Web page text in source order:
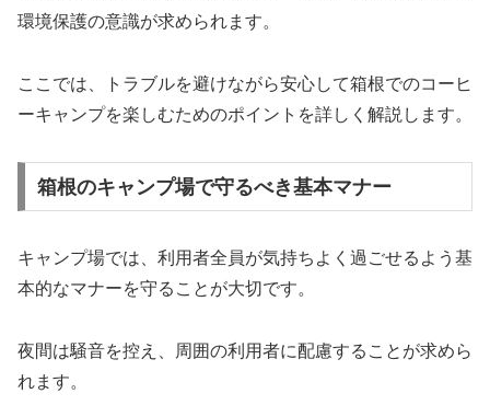
環境保護の意識が求められます。
ここでは、トラブルを避けながら安心して箱根でのコーヒ
ーキャンプを楽しむためのポイントを詳しく解説します。
箱根のキャンプ場で守るべき基本マナー
キャンプ場では、利用者全員が気持ちよく過ごせるよう基
本的なマナーを守ることが大切です。
夜間は騒音を控え、周囲の利用者に配慮することが求めら
れます。